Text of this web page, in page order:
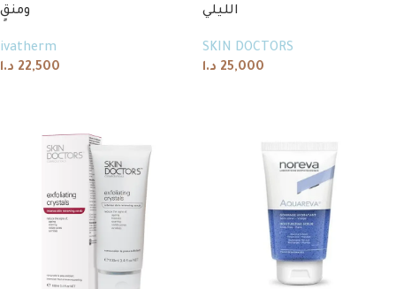
ومنقٍ
ivatherm
22,500 د.ا
الليلي
SKIN DOCTORS
25,000 د.ا